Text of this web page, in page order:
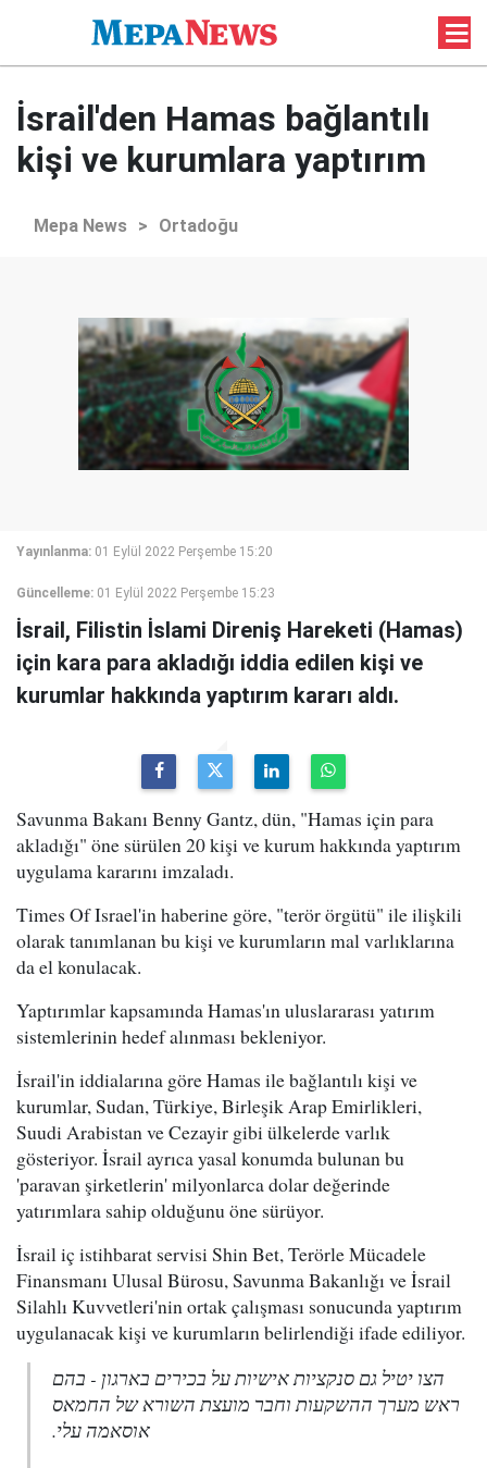
İsrail'den Hamas bağlantılı
kişi ve kurumlara yaptırım
Mepa News > Ortadoğu
Yayınlanma: 01 Eylül 2022 Perşembe 15:20
Güncelleme: 01 Eylül 2022 Perşembe 15:23
İsrail, Filistin İslami Direniş Hareketi (Hamas)
için kara para akladığı iddia edilen kişi ve
kurumlar hakkında yaptırım kararı aldı.
Savunma Bakanı Benny Gantz, dün, "Hamas için para
akladığı" öne sürülen 20 kişi ve kurum hakkında yaptırım
uygulama kararını imzaladı.
Times Of Israel'in haberine göre, "terör örgütü" ile ilişkili
olarak tanımlanan bu kişi ve kurumların mal varlıklarına
da el konulacak.
Yaptırımlar kapsamında Hamas'ın uluslararası yatırım
sistemlerinin hedef alınması bekleniyor.
İsrail'in iddialarına göre Hamas ile bağlantılı kişi ve
kurumlar, Sudan, Türkiye, Birleşik Arap Emirlikleri,
Suudi Arabistan ve Cezayir gibi ülkelerde varlık
gösteriyor. İsrail ayrıca yasal konumda bulunan bu
'paravan şirketlerin' milyonlarca dolar değerinde
yatırımlara sahip olduğunu öne sürüyor.
İsrail iç istihbarat servisi Shin Bet, Terörle Mücadele
Finansmanı Ulusal Bürosu, Savunma Bakanlığı ve İsrail
Silahlı Kuvvetleri'nin ortak çalışması sonucunda yaptırım
uygulanacak kişi ve kurumların belirlendiği ifade ediliyor.
הצו יטיל גם סנקציות אישיות על בכירים בארגון - בהם
ראש מערך ההשקעות וחבר מועצת השורא של החמאס
אוסאמה עלי.